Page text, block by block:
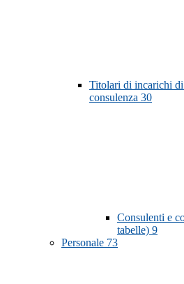
Titolari di incarichi
consulenza 30
Consulenti e
tabelle) 9
Personale 73